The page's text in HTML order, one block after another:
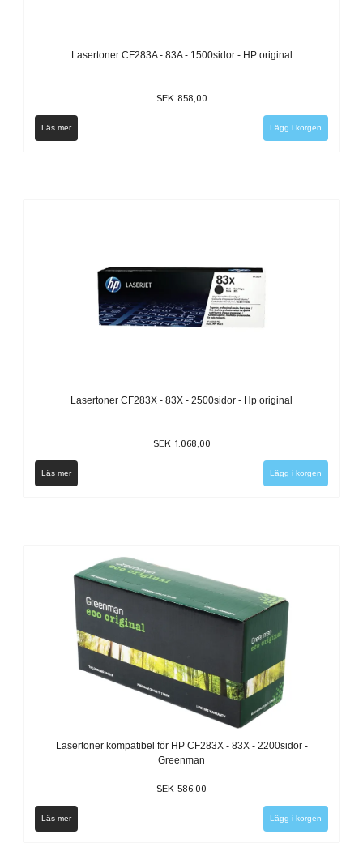
Lasertoner CF283A - 83A - 1500sidor - HP original
SEK 858,00
Läs mer
Lasertoner CF283X - 83X - 2500sidor - Hp original
SEK 1.068,00
Läs mer
Lasertoner kompatibel för HP CF283X - 83X - 2200sidor -
Greenman
SEK 586,00
Läs mer